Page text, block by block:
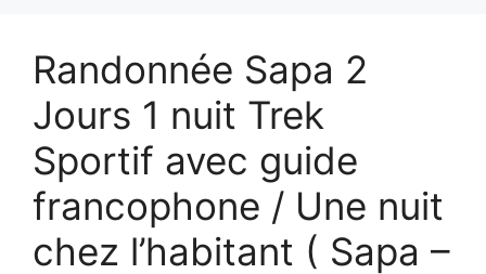
Randonnée Sapa 2
Jours 1 nuit Trek
Sportif avec guide
francophone / Une nuit
chez l’habitant ( Sapa –